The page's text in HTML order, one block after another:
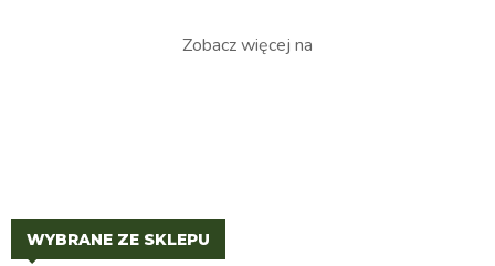
Zobacz więcej na
WYBRANE ZE SKLEPU